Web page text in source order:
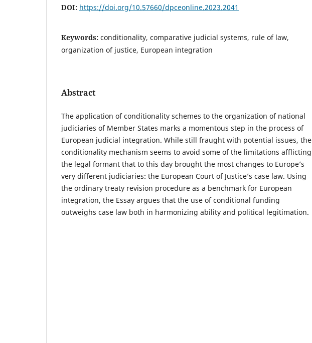
DOI: https://doi.org/10.57660/dpceonline.2023.2041
Keywords: conditionality, comparative judicial systems, rule of law,
organization of justice, European integration
Abstract
The application of conditionality schemes to the organization of national
judiciaries of Member States marks a momentous step in the process of
European judicial integration. While still fraught with potential issues, the
conditionality mechanism seems to avoid some of the limitations afflicting
the legal formant that to this day brought the most changes to Europe’s
very different judiciaries: the European Court of Justice’s case law. Using
the ordinary treaty revision procedure as a benchmark for European
integration, the Essay argues that the use of conditional funding
outweighs case law both in harmonizing ability and political legitimation.